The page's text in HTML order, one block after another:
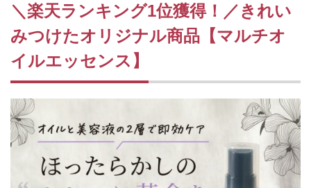
＼楽天ランキング1位獲得！／きれい
みつけたオリジナル商品 【マルチオ
イルエッセンス】